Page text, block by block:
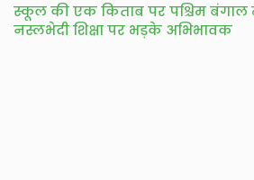
स्कूल की एक किताब पर पश्चिम बंगाल
नस्लभेदी शिक्षा पर भड़के अभिभावक